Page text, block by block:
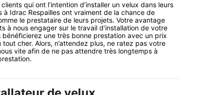
qui ont l’intention d’installer un velux dans leurs
à Idrac Respailles ont vraiment de la chance de
le prestataire de leurs projets. Votre avantage
à nous engager sur le travail d’installation de votre
bénéficierez une très bonne prestation avec un prix
tout cher. Alors, n’attendez plus, ne ratez pas votre
vite afin de ne pas attendre très longtemps à